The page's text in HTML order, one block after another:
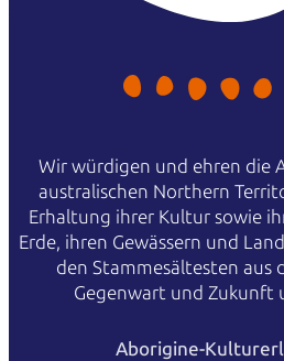
Wir würdigen und ehren die
australischen Northern
Erhaltung ihrer Kultur sowie
Erde, ihren Gewässern und
den Stammesältesten aus
Gegenwart und Zukunft
Aborigine-